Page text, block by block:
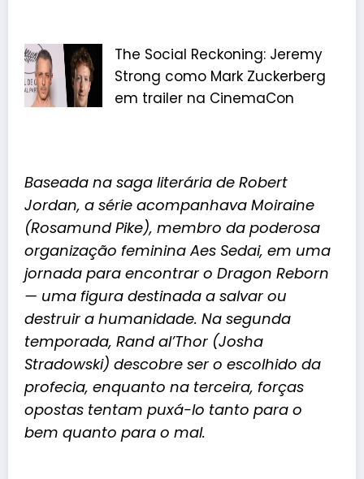
The Social Reckoning: Jeremy
Strong como Mark Zuckerberg
em trailer na CinemaCon
Baseada na saga literária de Robert
Jordan, a série acompanhava Moiraine
(Rosamund Pike), membro da poderosa
organização feminina Aes Sedai, em uma
jornada para encontrar o Dragon Reborn
— uma figura destinada a salvar ou
destruir a humanidade. Na segunda
temporada, Rand al’Thor (Josha
Stradowski) descobre ser o escolhido da
profecia, enquanto na terceira, forças
opostas tentam puxá-lo tanto para o
bem quanto para o mal.